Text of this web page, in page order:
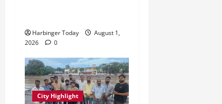
Harbinger Today
August 1,
2026
0
City Highlight